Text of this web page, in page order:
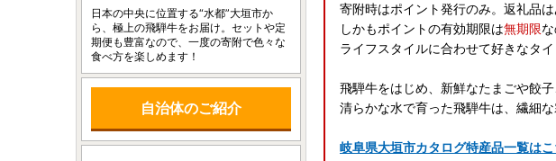
寄附時はポイント発行のみ。返礼品
しかもポイントの有効期限は無期限な
ライフスタイルに合わせて好きなタ
飛騨牛をはじめ、新鮮なたまごや餃
清らかな水で育った飛騨牛は、繊細
岐阜県大垣市カタログ特産品一覧は
日本の中央に位置する“水都”大垣市か
ら、極上の飛騨牛をお届け。セットや定
期便も豊富なので、一度の寄附で色々な
食べ方を楽しめます！
自治体のご紹介